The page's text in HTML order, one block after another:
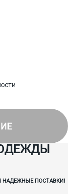
НАДЕЖНЫЕ ПОСТАВКИ!